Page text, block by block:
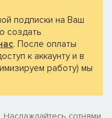
подписки на Ваш
создать
. После оплаты
к аккаунту и в
работу) мы
сотнями